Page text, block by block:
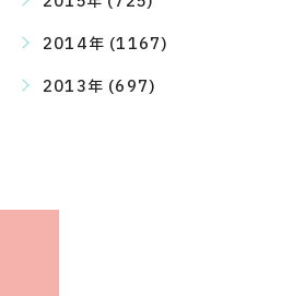
2014年 (1167)
2013年 (697)